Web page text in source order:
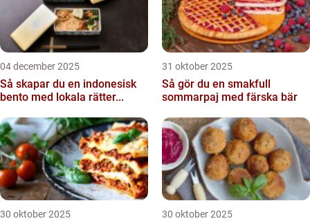
04 december 2025
Så skapar du en indonesisk
bento med lokala rätter...
31 oktober 2025
Så gör du en smakfull
sommarpaj med färska bär
30 oktober 2025 30 oktober 2025